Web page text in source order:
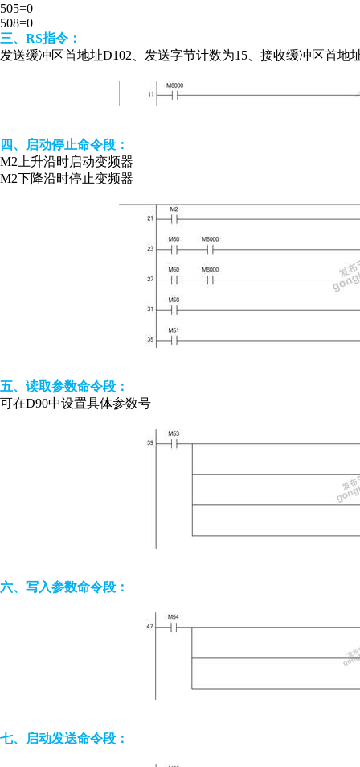
505=0
508=0
三、RS指令：
发送缓冲区首地址D102、发送字节计数为15、接收缓冲区首地
四、启动停止命令段：
M2上升沿时启动变频器
M2下降沿时停止变频器
五、读取参数命令段：
可在D90中设置具体参数号
六、写入参数命令段：
七、启动发送命令段：